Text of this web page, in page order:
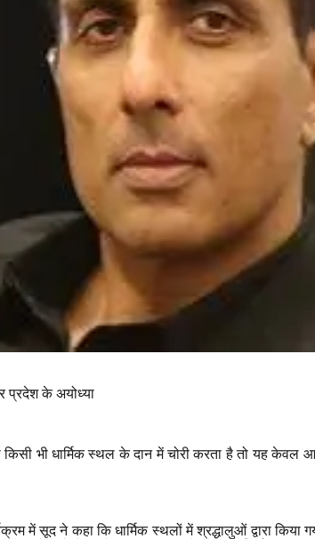
प्रदेश के अयोध्या
किसी भी धार्मिक स्थल के दान में चोरी करता है तो यह
में सूद ने कहा कि धार्मिक स्थलों में श्रद्धालुओं द्वारा